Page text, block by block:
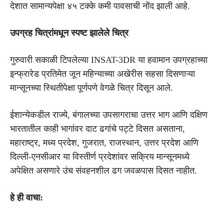
देशात सामान्यपेक्षा ४५ टक्के कमी पावसाची नोंद झाली आहे.
उपग्रह चित्रांमधून स्पष्ट झालेले चित्र
गुरुवारी सकाळी टिपलेल्या INSAT-3DR या हवामान उपग्रहाच्या
इन्फ्रारेड प्रतिमेत जून महिन्याच्या अखेरीस सहसा दिसणाऱ्या
मान्सूनच्या स्थितीपेक्षा पूर्णपणे वेगळे चित्र दिसून आले.
ईशान्येकडील राज्ये, बंगालच्या उपसागराचा उत्तर भाग आणि दक्षिण
भारतातील काही भागांवर दाट ढगांचे पट्टे दिसत असताना,
महाराष्ट्र, मध्य प्रदेश, गुजरात, राजस्थान, उत्तर प्रदेश आणि
दिल्ली-एनसीआर या विस्तीर्ण प्रदेशांवर सक्रिय मान्सूनमध्ये
अपेक्षित असणारे उंच संवहनशील ढग जवळपास दिसत नाहीत.
हे ही वाचा: